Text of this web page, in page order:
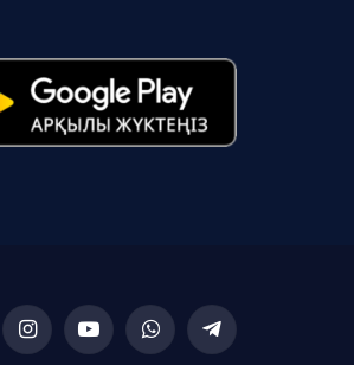
InstagramYouTubeWhatsAppTelegram